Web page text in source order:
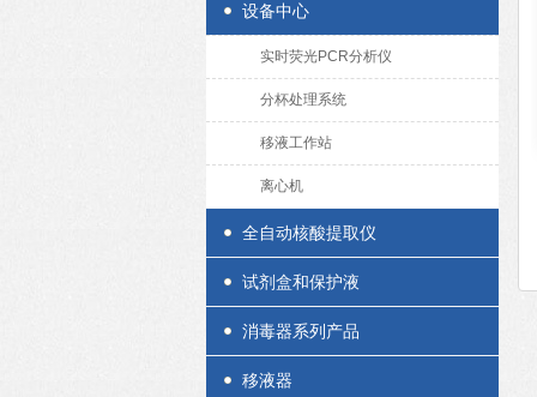
设备中心
实时荧光PCR分析仪
分杯处理系统
移液工作站
离心机
全自动核酸提取仪
试剂盒和保护液
消毒器系列产品
移液器